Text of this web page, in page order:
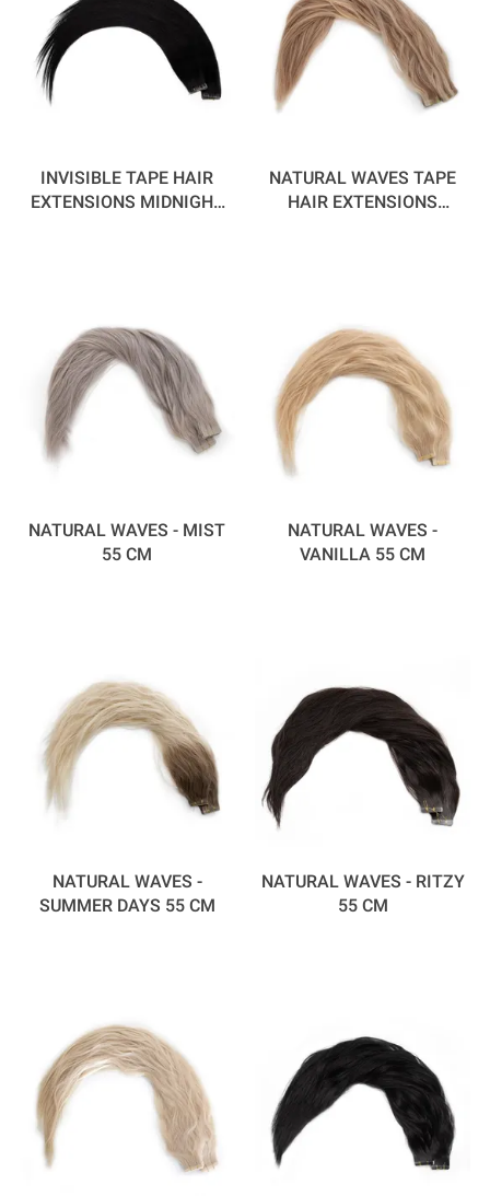
INVISIBLE TAPE HAIR
EXTENSIONS MIDNIGHT
NATURAL WAVES TAPE
HAIR EXTENSIONS
NATURAL WAVES - MIST
55 CM
NATURAL WAVES -
VANILLA 55 CM
NATURAL WAVES -
SUMMER DAYS 55 CM
NATURAL WAVES - RITZY
55 CM